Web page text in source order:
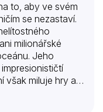
to, aby ve svém
se nezastaví.
milionářské
Jeho
však miluje hry a
a
pojišťovny